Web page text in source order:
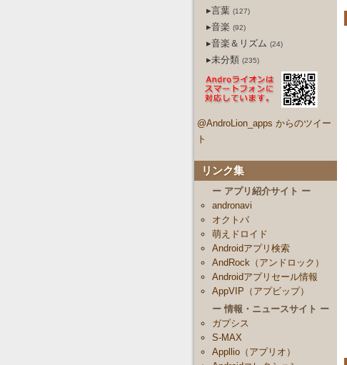
▸言葉 (127)
▸音楽 (92)
▸音楽＆リズム (24)
▸未分類 (235)
@AndroLion_apps からのツイー
ト
リンク集
ー アプリ紹介サイト ー
andronavi
オクトバ
萌えドロイド
Androidアプリ検索
AndRock（アンドロック）
Androidアプリセール情報
AppVIP（アプビップ）
ー 情報・ニュースサイト ー
ガプシス
S-MAX
Appllio（アプリオ）